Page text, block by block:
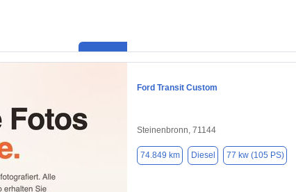
Ford Transit Custom
Steinenbronn, 71144
74.849 km Diesel 77 kw (105 PS)